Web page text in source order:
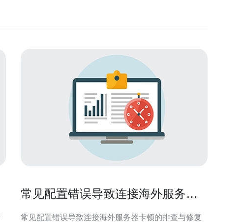
常见配置错误导致连接海外服务器
常见配置错误导致连接海外服务器卡顿的排查与修复